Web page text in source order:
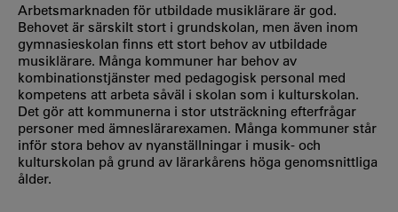
Arbetsmarknaden för utbildade musiklärare är god.
Behovet är särskilt stort i grundskolan, men även inom
gymnasieskolan finns ett stort behov av utbildade
musiklärare. Många kommuner har behov av
kombinationstjänster med pedagogisk personal med
kompetens att arbeta såväl i skolan som i kulturskolan.
Det gör att kommunerna i stor utsträckning efterfrågar
personer med ämneslärarexamen. Många kommuner står
inför stora behov av nyanställningar i musik- och
kulturskolan på grund av lärarkårens höga genomsnittliga
ålder.